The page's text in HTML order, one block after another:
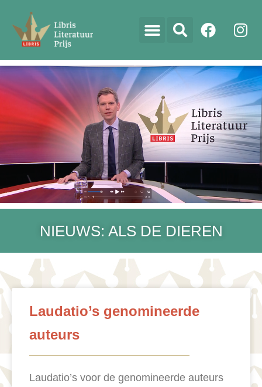
NIEUWS: ALS DE DIEREN
Laudatio’s genomineerde
auteurs
Laudatio’s voor de genomineerde auteurs